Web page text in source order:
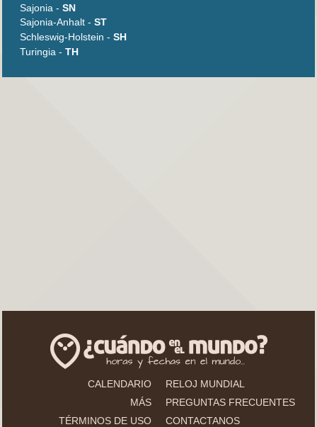
Sajonia - SN
Sajonia-Anhalt - ST
Schleswig-Holstein - SH
Turingia - TH
CALENDARIO
RELOJ MUNDIAL
MÁS
PREGUNTAS FRECUENTES
TÉRMINOS DE USO
CONTACTANOS